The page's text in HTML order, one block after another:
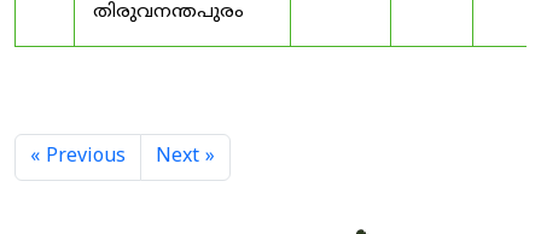
തിരുവനന്തപുരം
« Previous Next »